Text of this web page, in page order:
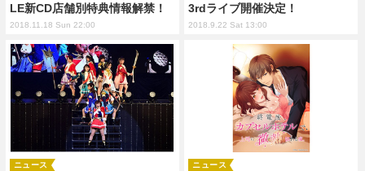
LE新CD店舗別特典情報解禁！
2018.11.18 Sun 22:00
3rdライブ開催決定！
2018.9.22 Sat 13:00
ニュース ニュース